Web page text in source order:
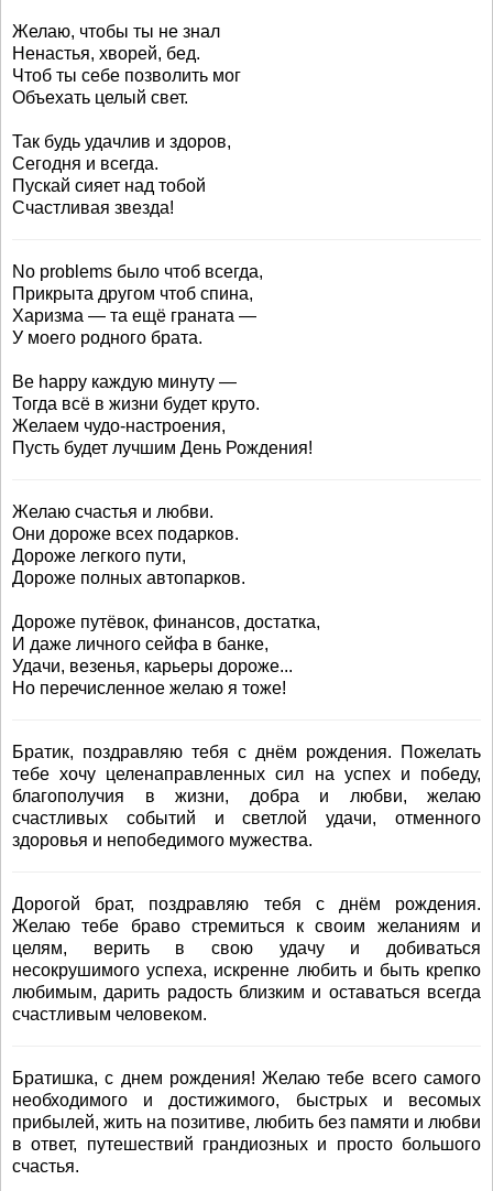
Желаю, чтобы ты не знал
Ненастья, хворей, бед.
Чтоб ты себе позволить мог
Объехать целый свет.
Так будь удачлив и здоров,
Сегодня и всегда.
Пускай сияет над тобой
Счастливая звезда!
No problems было чтоб всегда,
Прикрыта другом чтоб спина,
Харизма — та ещё граната —
У моего родного брата.
Be happy каждую минуту —
Тогда всё в жизни будет круто.
Желаем чудо-настроения,
Пусть будет лучшим День Рождения!
Желаю счастья и любви.
Они дороже всех подарков.
Дороже легкого пути,
Дороже полных автопарков.
Дороже путёвок, финансов, достатка,
И даже личного сейфа в банке,
Удачи, везенья, карьеры дороже...
Но перечисленное желаю я тоже!
Братик, поздравляю тебя с днём рождения. Пожелать
тебе хочу целенаправленных сил на успех и победу,
благополучия в жизни, добра и любви, желаю
счастливых событий и светлой удачи, отменного
здоровья и непобедимого мужества.
Дорогой брат, поздравляю тебя с днём рождения.
Желаю тебе браво стремиться к своим желаниям и
целям, верить в свою удачу и добиваться
несокрушимого успеха, искренне любить и быть крепко
любимым, дарить радость близким и оставаться всегда
счастливым человеком.
Братишка, с днем рождения! Желаю тебе всего самого
необходимого и достижимого, быстрых и весомых
прибылей, жить на позитиве, любить без памяти и любви
в ответ, путешествий грандиозных и просто большого
счастья.